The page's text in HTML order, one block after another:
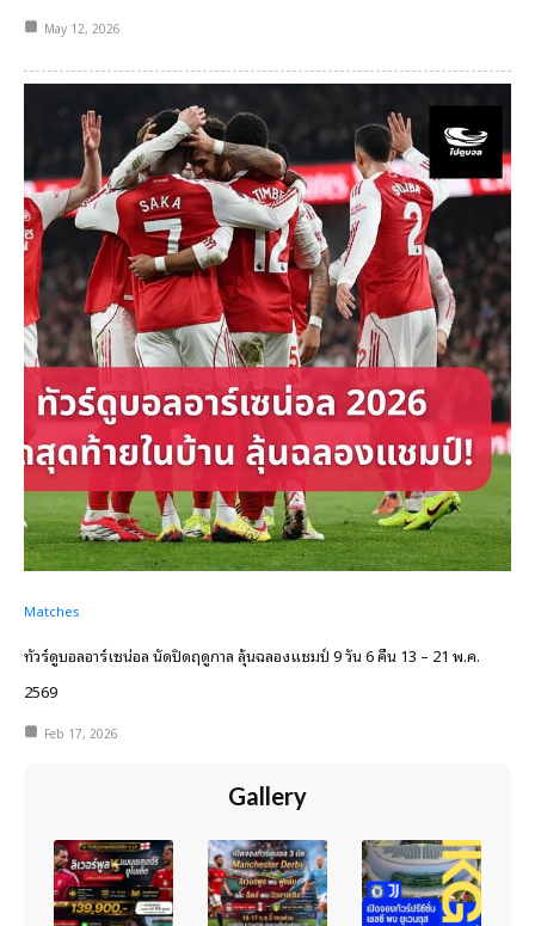
May 12, 2026
Matches
ทัวร์ดูบอลอาร์เซน่อล นัดปิดฤดูกาล ลุ้นฉลองแชมป์ 9 วัน 6 คืน 13 – 21 พ.ค.
2569
Feb 17, 2026
Gallery